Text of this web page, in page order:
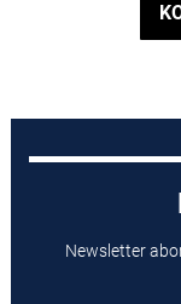
Newsletter